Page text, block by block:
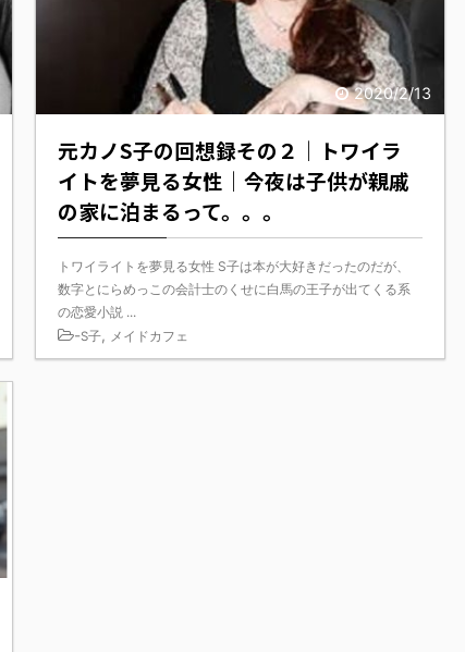
2020/2/13
元カノS子の回想録その２｜トワイラ
イトを夢見る女性｜今夜は子供が親戚
の家に泊まるって。。。
トワイライトを夢見る女性 S子は本が大好きだったのだが、
数字とにらめっこの会計士のくせに白馬の王子が出てくる系
の恋愛小説 ...
-S子, メイドカフェ